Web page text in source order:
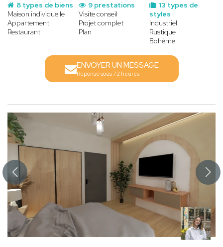
8 types de biens
Maison individuelle
Appartement
Restaurant
13 types de
styles
Industriel
Rustique
Bohème
9 prestations
Visite conseil
Projet complet
Plan
ENVOYER UN MESSAGE
Réponse sous 72 heures